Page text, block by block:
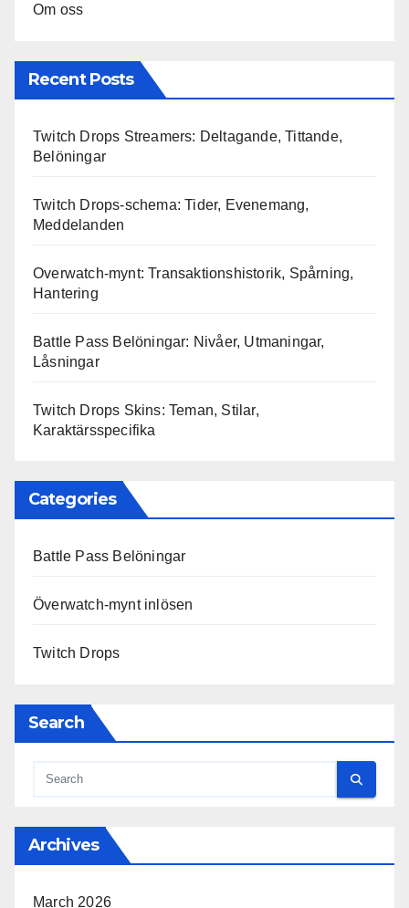
Om oss
Recent Posts
Twitch Drops Streamers: Deltagande, Tittande,
Belöningar
Twitch Drops-schema: Tider, Evenemang,
Meddelanden
Overwatch-mynt: Transaktionshistorik, Spårning,
Hantering
Battle Pass Belöningar: Nivåer, Utmaningar,
Låsningar
Twitch Drops Skins: Teman, Stilar,
Karaktärsspecifika
Categories
Battle Pass Belöningar
Överwatch-mynt inlösen
Twitch Drops
Search
Archives
March 2026